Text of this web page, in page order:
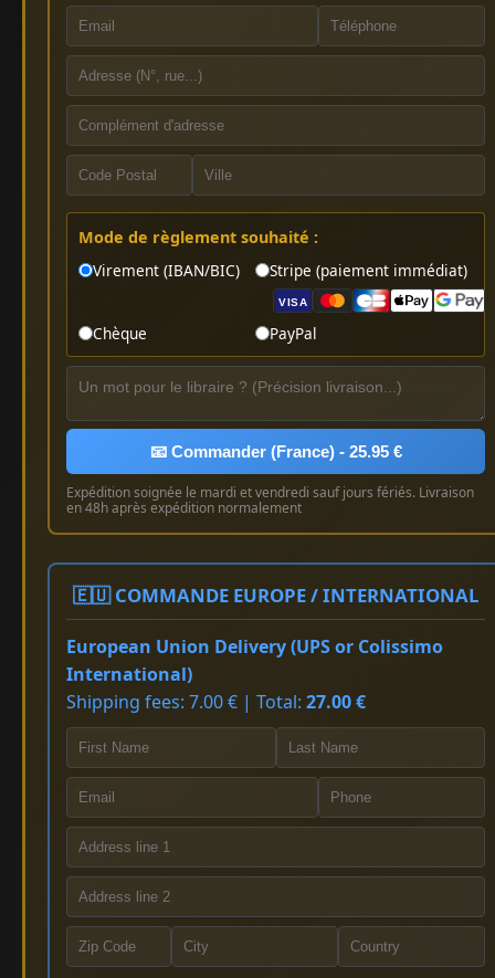
Mode de règlement souhaité :
Virement (IBAN/BIC)
Stripe (paiement immédiat)
VISA
Chèque PayPal
📧 Commander (France) - 25.95 €
Expédition soignée le mardi et vendredi sauf jours fériés. Livraison
en 48h après expédition normalement
🇪🇺 COMMANDE EUROPE / INTERNATIONAL
European Union Delivery (UPS or Colissimo
International)
Shipping fees: 7.00 € | Total: 27.00 €